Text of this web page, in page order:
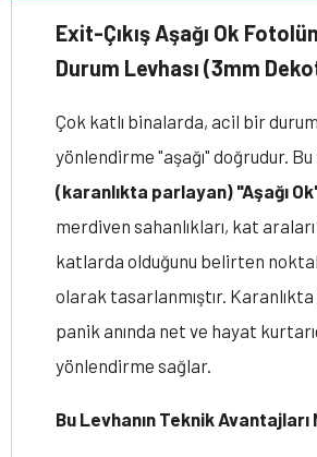
Exit-Çıkış Aşağı Ok
Durum Levhası (3mm
Çok katlı binalarda, acil bir
yönlendirme "aşağı" doğrudur. Bu
(karanlıkta parlayan) "Aşağı
merdiven sahanlıkları, kat araları
katlarda olduğunu belirten
olarak tasarlanmıştır.
panik anında net ve hayat
yönlendirme sağlar.
Bu Levhanın Teknik